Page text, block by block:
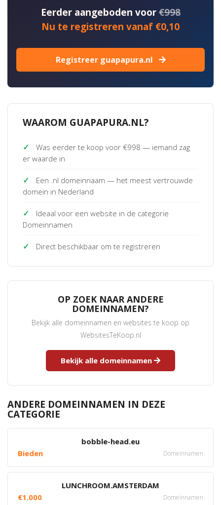
Eerder aangeboden voor€998
Nu te registreren vanaf €0,10
Registreer guapapura.nl
WAAROM GUAPAPURA.NL?
✓
Was eerder te koop voor €998 — iemand zag
er waarde in
✓
Een .nl domeinnaam — het meest vertrouwde
domein in Nederland
✓
Ideaal voor een website in de categorie
Domeinnamen
✓ Direct beschikbaar om te registreren
OP ZOEK NAAR ANDERE
DOMEINNAMEN?
Bekijk alle domeinnamen en websites te koop op
WebsitesTeKoop.nl
Bekijk alle domeinnamen
ANDERE DOMEINNAMEN IN DEZE
CATEGORIE
bobble-head.eu
Bieden
Domeinnamen
LUNCHROOM.AMSTERDAM
€1.000
Domeinnamen